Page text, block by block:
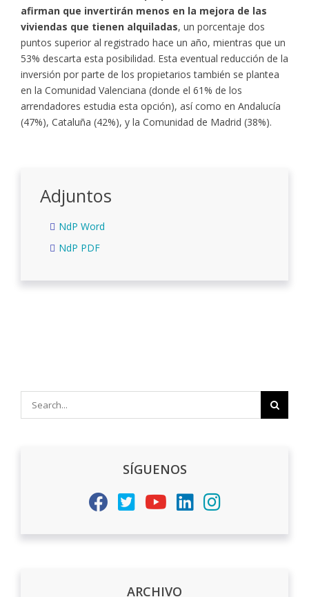
afirman que invertirán menos en la mejora de las
viviendas que tienen alquiladas, un porcentaje dos
puntos superior al registrado hace un año, mientras que un
53% descarta esta posibilidad. Esta eventual reducción de la
inversión por parte de los propietarios también se plantea
en la Comunidad Valenciana (donde el 61% de los
arrendadores estudia esta opción), así como en Andalucía
(47%), Cataluña (42%), y la Comunidad de Madrid (38%).
Adjuntos
NdP Word
NdP PDF
SÍGUENOS
ARCHIVO